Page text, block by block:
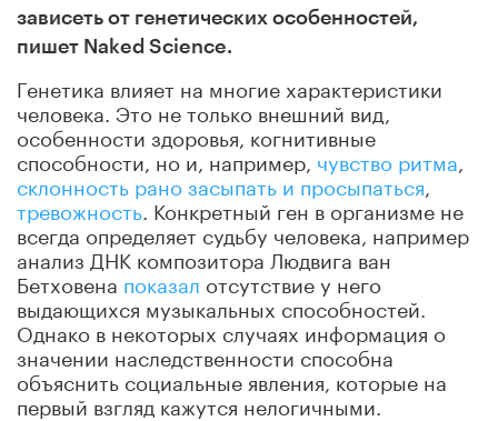
зависеть от генетических особенностей,
пишет Naked Science.
Генетика влияет на многие характеристики
человека. Это не только внешний вид,
особенности здоровья, когнитивные
способности, но и, например, чувство ритма
склонность рано засыпать и просыпаться
тревожность . Конкретный ген в организме не
всегда определяет судьбу человека, например
анализ ДНК композитора Людвига ван
Бетховена показал отсутствие у него
выдающихся музыкальных способностей.
Однако в некоторых случаях информация о
значении наследственности способна
объяснить социальные явления, которые на
первый взгляд кажутся нелогичными.